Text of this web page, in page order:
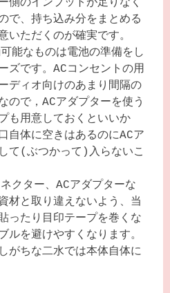
側のインプットが足りなく
で、持ち込み分をまとめる
いただくのが確実です。
能なものは電池の準備をし
ズです。ACコンセントの用
ディオ向けのあまり間隔の
ので，ACアダプターを使う
も用意しておくといいか
自体に空きはあるのにACア
て(ぶつかって)入らないこ
クター、ACアダプターな
材と取り違えないよう、当
ったり目印テープを巻くな
ルを避けやすくなります。
がちな二水では本体自体に